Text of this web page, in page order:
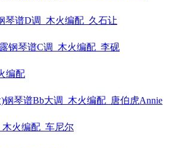
琴谱D调_木火编配_久石让
钢琴谱C调_木火编配_李砚
编配
琴谱Bb大调_木火编配_唐伯虎Annie
火编配_车尼尔